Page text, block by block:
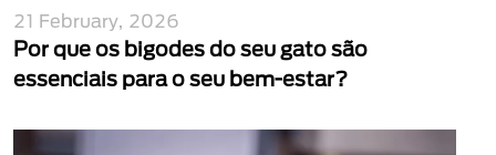
21 February, 2026
Por que os bigodes do seu gato são
essenciais para o seu bem-estar?